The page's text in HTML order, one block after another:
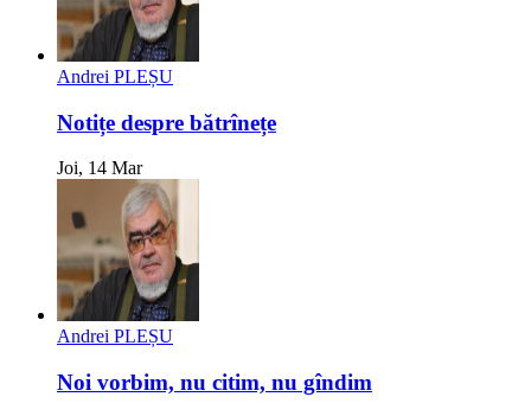
Andrei PLEȘU
Notițe despre bătrînețe
Joi, 14 Mar
Andrei PLEȘU
Noi vorbim, nu citim, nu gîndim